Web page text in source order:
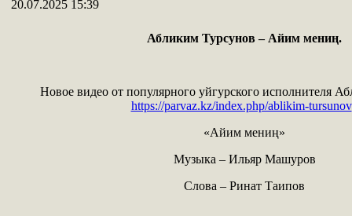
20.07.2025 15:39
Абликим Турсунов – Айим мениң.
Новое видео от популярного уйгурского исполнителя
https://parvaz.kz/index.php/ablikim-tursunov
«Айим мениң»
Музыка – Ильяр Машуров
Слова – Ринат Таипов